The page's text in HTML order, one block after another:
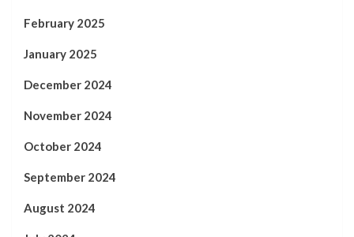
February 2025
January 2025
December 2024
November 2024
October 2024
September 2024
August 2024